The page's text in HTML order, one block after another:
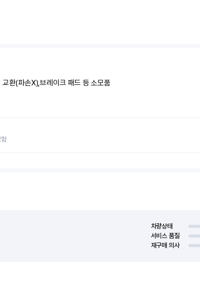
환(파손X),브레이크 패드 등 소모품
차량상태
서비스 품질
재구매 의사